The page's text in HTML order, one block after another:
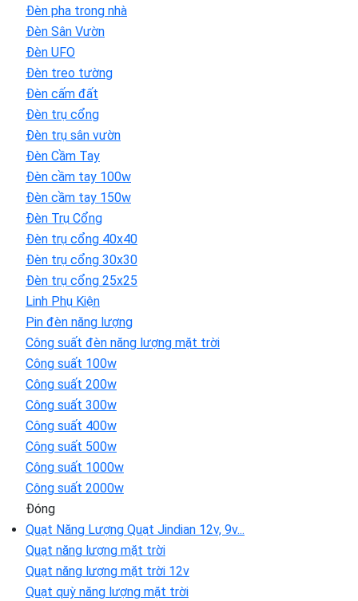
Đèn pha trong nhà
Đèn Sân Vườn
Đèn UFO
Đèn treo tường
Đèn cấm đất
Đèn trụ cổng
Đèn trụ sân vườn
Đèn Cầm Tay
Đèn cầm tay 100w
Đèn cầm tay 150w
Đèn Trụ Cổng
Đèn trụ cổng 40x40
Đèn trụ cổng 30x30
Đèn trụ cổng 25x25
Linh Phụ Kiện
Pin đèn năng lượng
Công suất đèn năng lượng mặt trời
Công suất 100w
Công suất 200w
Công suất 300w
Công suất 400w
Công suất 500w
Công suất 1000w
Công suất 2000w
Đóng
Quạt Năng Lượng Quạt Jindian 12v, 9v...
Quạt năng lượng mặt trời
Quạt năng lượng mặt trời 12v
Quạt quỳ năng lượng mặt trời